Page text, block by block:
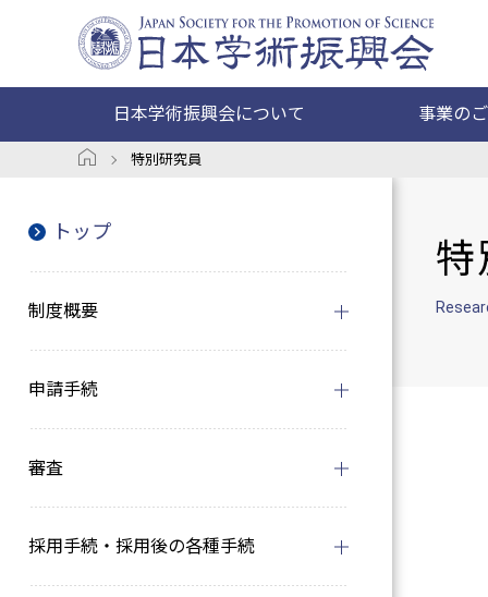
日本学術振興会について 事業の
特別研究員
トップ
制度概要
申請手続
審査
採用手続・採用後の各種手続
特